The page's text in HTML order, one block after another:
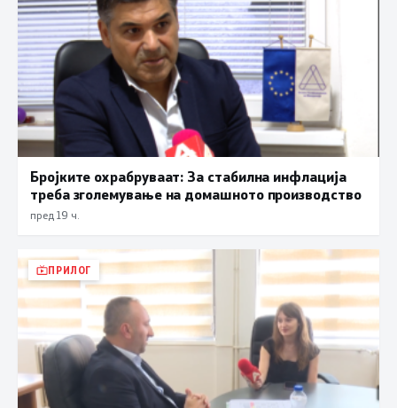
Бројките охрабруваат: За стабилна инфлација
треба зголемување на домашното производство
пред 19 ч.
ПРИЛОГ